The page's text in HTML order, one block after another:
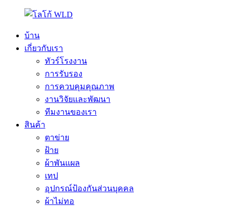
บ้าน
เกี่ยวกับเรา
ทัวร์โรงงาน
การรับรอง
การควบคุมคุณภาพ
งานวิจัยและพัฒนา
ทีมงานของเรา
สินค้า
ตาข่าย
ฝ้าย
ผ้าพันแผล
เทป
อุปกรณ์ป้องกันส่วนบุคคล
ผ้าไม่ทอ